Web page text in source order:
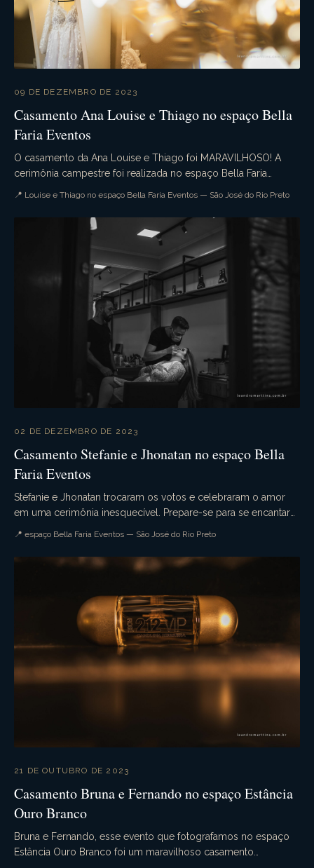
09 DE DEZEMBRO DE 2023
Casamento Ana Louise e Thiago no espaço Bella
Faria Eventos
O casamento da Ana Louise e Thiago foi MARAVILHOSO! A
cerimônia campestre foi realizada no espaço Bella Faria
📍 Louise e Thiago no espaço Bella Faria Eventos — São José do Rio Preto
02 DE DEZEMBRO DE 2023
Casamento Stefanie e Jhonatan no espaço Bella
Faria Eventos
Stefanie e Jhonatan trocaram os votos e celebraram o amor
em uma cerimônia inesquecível. Prepare-se para se encantar
📍 espaço Bella Faria Eventos — São José do Rio Preto
21 DE OUTUBRO DE 2023
Casamento Bruna e Fernando no espaço Estância
Ouro Branco
Bruna e Fernando, esse evento que fotografamos no espaço
Estância Ouro Branco foi um maravilhoso casamento